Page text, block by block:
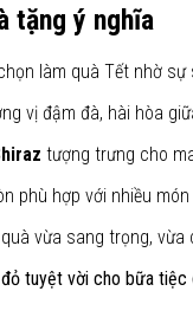
tặng ý nghĩa
làm quà Tết nhờ
vị đậm đà, hài hòa
tượng trưng cho
phù hợp với nhiều
vừa sang trọng,
tuyệt vời cho bữa tiệc